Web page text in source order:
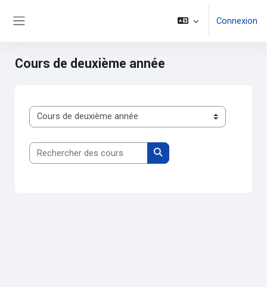
Connexion
Cours de deuxième année
Catégories de cours
Rechercher des cours
Rechercher des cours